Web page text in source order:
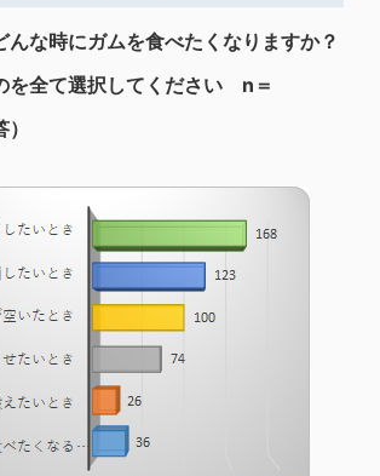
んな時にガムを食べたくなりますか？
を全て選択してください n＝